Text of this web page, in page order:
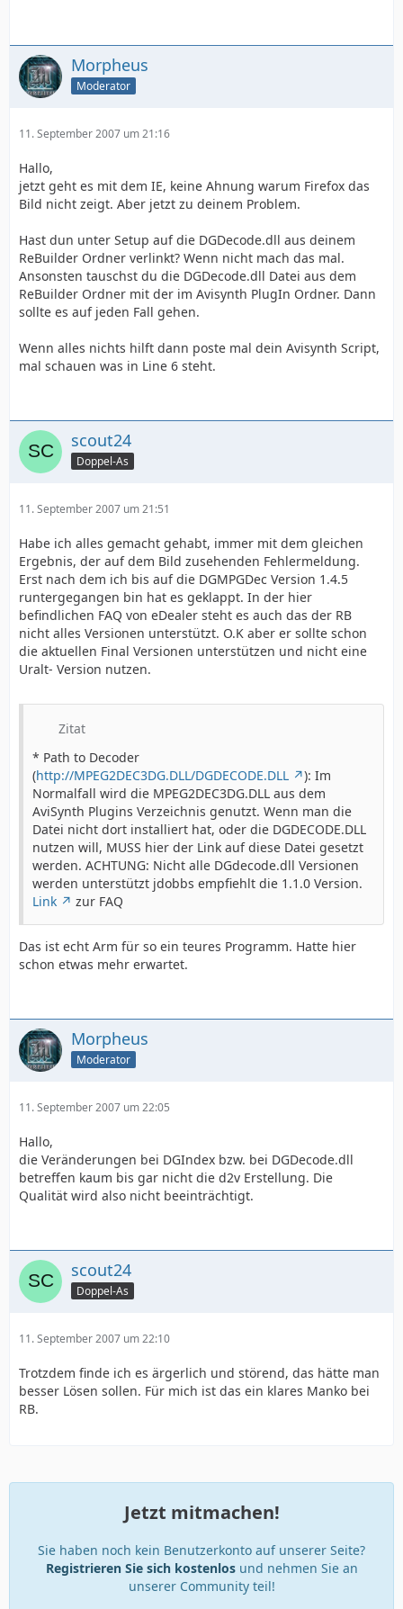
Morpheus
Moderator
11. September 2007 um 21:16
Hallo,
jetzt geht es mit dem IE, keine Ahnung warum Firefox das
Bild nicht zeigt. Aber jetzt zu deinem Problem.
Hast dun unter Setup auf die DGDecode.dll aus deinem
ReBuilder Ordner verlinkt? Wenn nicht mach das mal.
Ansonsten tauschst du die DGDecode.dll Datei aus dem
ReBuilder Ordner mit der im Avisynth PlugIn Ordner. Dann
sollte es auf jeden Fall gehen.
Wenn alles nichts hilft dann poste mal dein Avisynth Script,
mal schauen was in Line 6 steht.
scout24
Doppel-As
11. September 2007 um 21:51
Habe ich alles gemacht gehabt, immer mit dem gleichen
Ergebnis, der auf dem Bild zusehenden Fehlermeldung.
Erst nach dem ich bis auf die DGMPGDec Version 1.4.5
runtergegangen bin hat es geklappt. In der hier
befindlichen FAQ von eDealer steht es auch das der RB
nicht alles Versionen unterstützt. O.K aber er sollte schon
die aktuellen Final Versionen unterstützen und nicht eine
Uralt- Version nutzen.
Zitat
* Path to Decoder
(http://MPEG2DEC3DG.DLL/DGDECODE.DLL
): Im
Normalfall wird die MPEG2DEC3DG.DLL aus dem
AviSynth Plugins Verzeichnis genutzt. Wenn man die
Datei nicht dort installiert hat, oder die DGDECODE.DLL
nutzen will, MUSS hier der Link auf diese Datei gesetzt
werden. ACHTUNG: Nicht alle DGdecode.dll Versionen
werden unterstützt jdobbs empfiehlt die 1.1.0 Version.
Link
zur FAQ
Das ist echt Arm für so ein teures Programm. Hatte hier
schon etwas mehr erwartet.
Morpheus
Moderator
11. September 2007 um 22:05
Hallo,
die Veränderungen bei DGIndex bzw. bei DGDecode.dll
betreffen kaum bis gar nicht die d2v Erstellung. Die
Qualität wird also nicht beeinträchtigt.
scout24
Doppel-As
11. September 2007 um 22:10
Trotzdem finde ich es ärgerlich und störend, das hätte man
besser Lösen sollen. Für mich ist das ein klares Manko bei
RB.
Jetzt mitmachen!
Sie haben noch kein Benutzerkonto auf unserer Seite?
Registrieren Sie sich kostenlosund nehmen Sie an
unserer Community teil!